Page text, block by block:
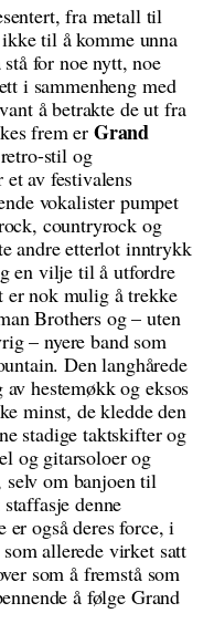
fra metall til
til å komme unna
for noe nytt, noe
i sammenheng med
å betrakte de ut fra
frem er Grand
stil og
av festivalens
vokalister pumpet
countryrock og
andre etterlot inntrykk
en vilje til å utfordre
er nok mulig å trekke
Brothers og – uten
– nyere band som
Den langhårede
hestemøkk og eksos
minst, de kledde den
stadige taktskifter og
og gitarsoloer og
selv om banjoen til
denne
er også deres force, i
allerede virket satt
som å fremstå som
å følge Grand